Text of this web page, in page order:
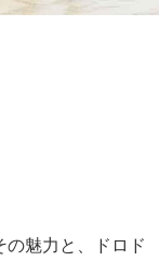
の魅力と、ドロド